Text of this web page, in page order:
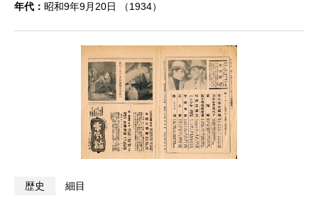
年代： 昭和9年9月20日 （1934）
歴史 細目